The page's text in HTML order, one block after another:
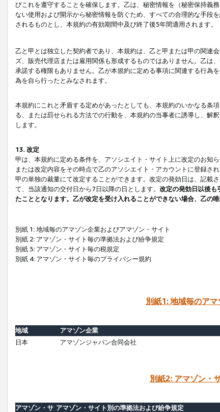
びこれを遵守することを確保します。乙は、秘密情報を（秘密保持義
ない使用および開示から秘密情報を防ぐため、すべての合理的な手段
されるものとし、本規約の有効期間中及び終了後5年間適用されます。
乙と甲とは独立した契約者であり、本規約は、乙と甲または甲の関連
ズ、販売代理店または雇用関係も形成するものではありません。乙は
承諾する権限もありません。乙が本規約に定める事項に関連する行為
為を自ら行ったとみなされます。
本規約にこれと矛盾する定めがあったとしても、本規約のいかなる条
る、または罰せられる方法での行動を、本規約の当事者に誘導し、解
します。
13. 改定
甲は、本規約に定める条件を、アソシエイト・サイト上に改定のお知
または改定内容をその時点で乙のアソシエイト・アカウントに登録さ
甲の単独の裁量にて改定することができます。改定の発効日は、記載
て、当該通知の交付日から7日以降の日とします。 改定の発効日以後も
たこととなります。乙が改定を受け入れることができない場合、乙の
別紙 1: 地域毎のアマゾン企業およびアマゾン・サイト
別紙 2: アマゾン・サイト毎の準拠法および紛争規定
別紙 3: アマゾン・サイト毎の税規定
別紙 4: アマゾン・サイト毎のプライバシー規約
別紙1: 地域毎のア
地域
アマゾン企業
日本
アマゾンジャパン合同会社
別紙2: アマゾン・
アマゾン・サ アマゾン・サイト別の準拠法および紛争規定